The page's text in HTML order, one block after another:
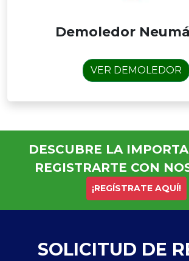
Demoledor
VER DEMOLEDOR
DESCUBRE LA
REGISTRARTE CON
¡REGÍSTRATE AQUÍ!
SOLICITUD DE